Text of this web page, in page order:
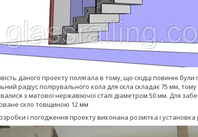
даного проекту полягала в тому, що східці повинні
радіус полірувального кола для скла складає 75 мм,
з матової нержавіючої сталі діаметром 50 мм. Для
скло товщиною 12 мм
і погодження проекту виконана розмітка і